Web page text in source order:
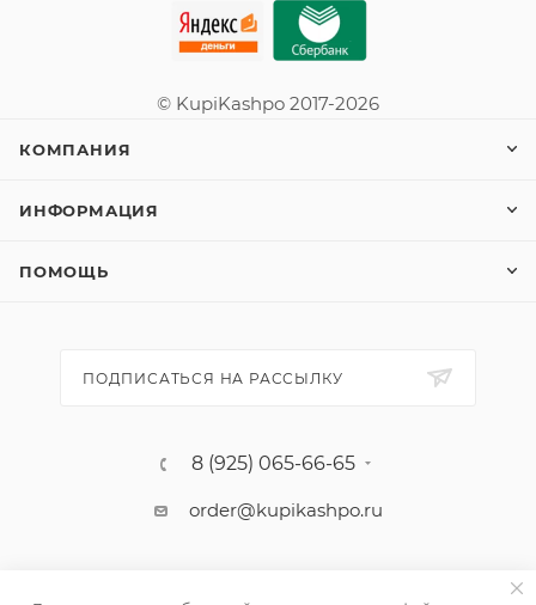
© KupiKashpo 2017-2026
КОМПАНИЯ
ИНФОРМАЦИЯ
ПОМОЩЬ
ПОДПИСАТЬСЯ НА РАССЫЛКУ
8 (925) 065-66-65
order@kupikashpo.ru